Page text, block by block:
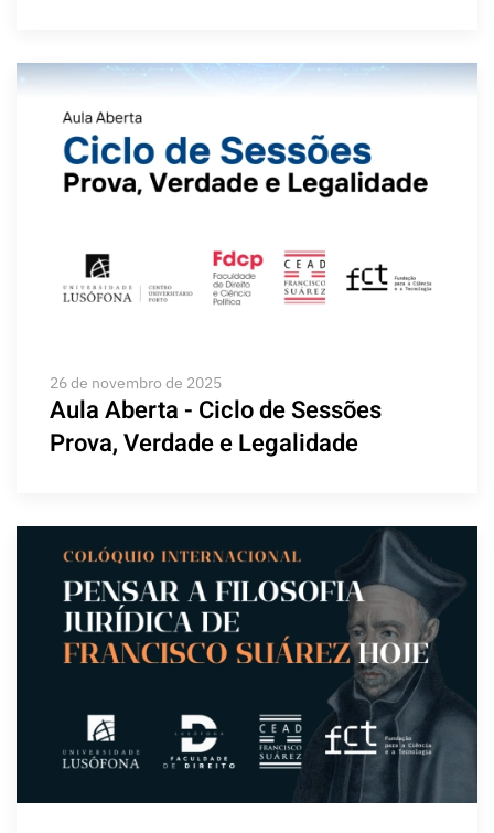
26 de novembro de 2025
Aula Aberta - Ciclo de Sessões
Prova, Verdade e Legalidade